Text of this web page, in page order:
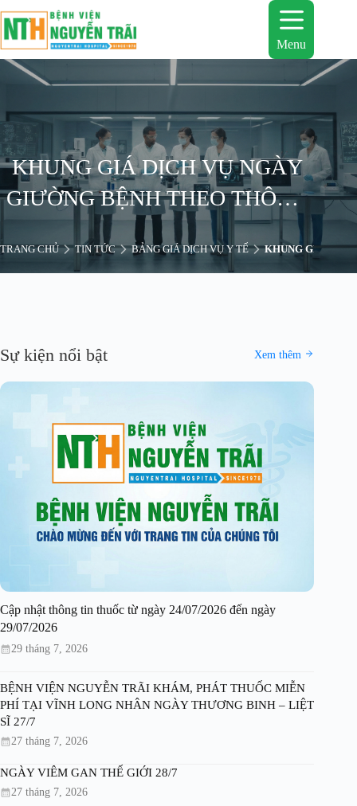
đến
phần
nội
dung
Menu
KHUNG GIÁ DỊCH VỤ NGÀY
GIƯỜNG BỆNH THEO THÔNG
TƯ 02/2017/TT-BYT (2)
TRANG CHỦ TIN TỨC BẢNG GIÁ DỊCH VỤ Y TẾ KHUNG GIÁ DỊCH
Sự kiện nổi bật Xem thêm
Cập nhật thông tin thuốc từ ngày 24/07/2026 đến ngày
29/07/2026
29 tháng 7, 2026
BỆNH VIỆN NGUYỄN TRÃI KHÁM, PHÁT THUỐC MIỄN
PHÍ TẠI VĨNH LONG NHÂN NGÀY THƯƠNG BINH – LIỆT
SĨ 27/7
27 tháng 7, 2026
NGÀY VIÊM GAN THẾ GIỚI 28/7
27 tháng 7, 2026